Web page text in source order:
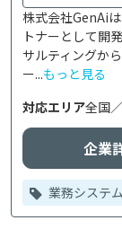
株式会社GenAi
トナーとして開
サルティングか
ー...もっと見る
対応エリア全国／
企業
業務システム